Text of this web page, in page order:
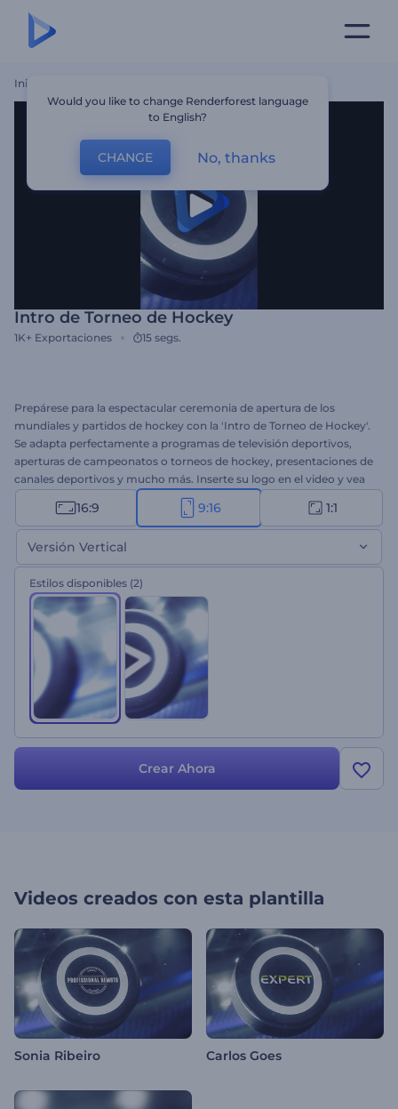
Inicio
Intro de Torneo de Hockey
1K+ Exportaciones 15 segs.
Prepárese para la espectacular ceremonia de apertura de los
mundiales y partidos de hockey con la 'Intro de Torneo de Hockey'.
Se adapta perfectamente a programas de televisión deportivos,
aperturas de campeonatos o torneos de hockey, presentaciones de
canales deportivos y mucho más. Inserte su logo en el video y vea
cómo aparece en la superficie realista del disco en movimiento.
¡Pruébelo ahora!
16:9 9:16 1:1
Versión Vertical
Estilos disponibles (2)
Crear Ahora
Videos creados con esta plantilla
Sonia Ribeiro Carlos Goes
Would you like to change Renderforest language
to English?
CHANGE No, thanks